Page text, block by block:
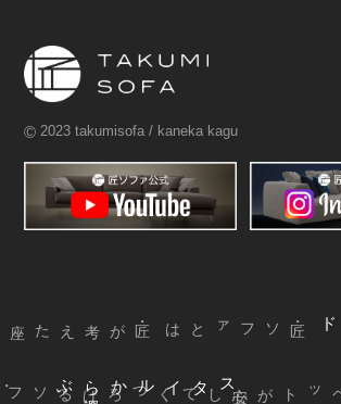
© 2023 takumisofa / kaneka kagu
ブランド
・匠ソファとは
スタイルから
選
ぶ